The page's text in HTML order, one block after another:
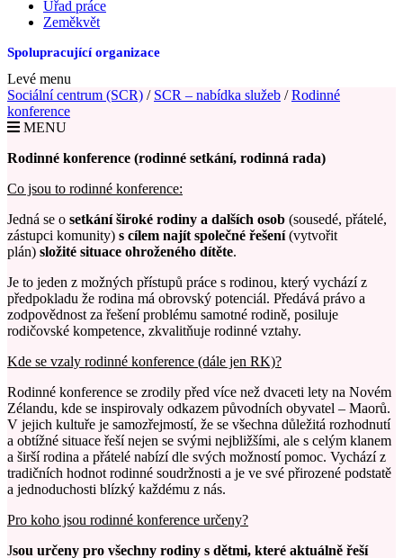
Úřad práce
Zeměkvět
Spolupracující organizace
Levé menu
Sociální centrum (SCR) / SCR – nabídka služeb /Rodinné
konference
MENU
Rodinné konference (rodinné setkání, rodinná rada)
Co jsou to rodinné konference:
Jedná se o setkání široké rodiny a dalších osob (sousedé, přátelé,
zástupci komunity) s cílem najít společné řešení(vytvořit
plán) složité situace ohroženého dítěte.
Je to jeden z možných přístupů práce s rodinou, který vychází z
předpokladu že rodina má obrovský potenciál. Předává právo a
zodpovědnost za řešení problému samotné rodině, posiluje
rodičovské kompetence, zkvalitňuje rodinné vztahy.
Kde se vzaly rodinné konference (dále jen RK)?
Rodinné konference se zrodily před více než dvaceti lety na Novém
Zélandu, kde se inspirovaly odkazem původních obyvatel – Maorů.
V jejich kultuře je samozřejmostí, že se všechna důležitá rozhodnutí
a obtížné situace řeší nejen se svými nejbližšími, ale s celým klanem
a širší rodina a přátelé nabízí dle svých možností pomoc. Vychází z
tradičních hodnot rodinné soudržnosti a je ve své přirozené podstatě
a jednoduchosti blízký každému z nás.
Pro koho jsou rodinné konference určeny?
Jsou určeny pro všechny rodiny s dětmi, které aktuálně řeší